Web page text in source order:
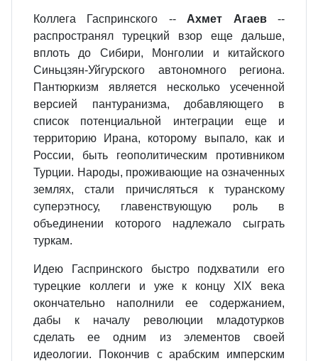
Коллега Гаспринского -- Ахмет Агаев--
распространял турецкий взор еще дальше,
вплоть до Сибири, Монголии и китайского
Синьцзян-Уйгурского автономного региона.
Пантюркизм является несколько усеченной
версией пантуранизма, добавляющего в
список потенциальной интеграции еще и
территорию Ирана, которому выпало, как и
России, быть геополитическим противником
Турции. Народы, проживающие на означенных
землях, стали причисляться к туранскому
суперэтносу, главенствующую роль в
объединении которого надлежало сыграть
туркам.
Идею Гаспринского быстро подхватили его
турецкие коллеги и уже к концу XIX века
окончательно наполнили ее содержанием,
дабы к началу революции младотурков
сделать ее одним из элементов своей
идеологии. Покончив с арабским имперским